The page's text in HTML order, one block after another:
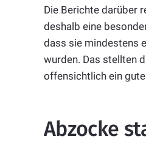
Die Berichte darüber
deshalb eine
dass sie mindestens
wurden. Das stellten
offensichtlich ein
Abzocke